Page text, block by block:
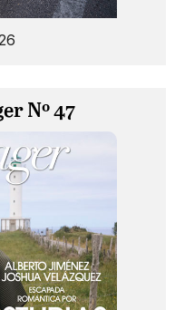
Nº 47